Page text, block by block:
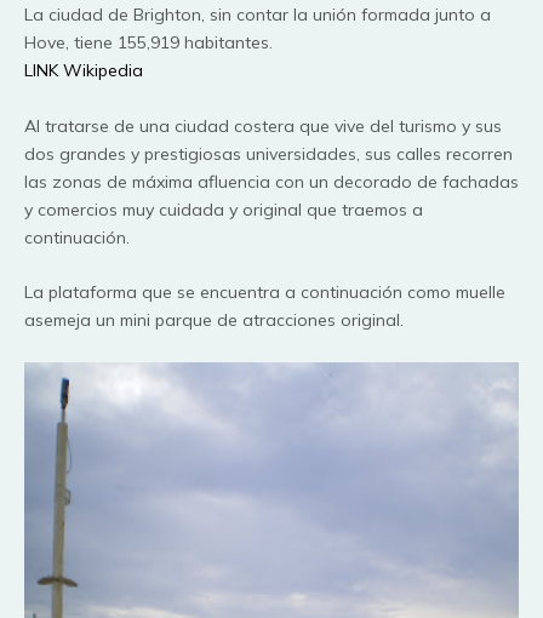
La ciudad de Brighton, sin contar la unión formada junto a
Hove, tiene 155,919 habitantes.
LINK Wikipedia
Al tratarse de una ciudad costera que vive del turismo y sus
dos grandes y prestigiosas universidades, sus calles recorren
las zonas de máxima afluencia con un decorado de fachadas
y comercios muy cuidada y original que traemos a
continuación.
La plataforma que se encuentra a continuación como muelle
asemeja un mini parque de atracciones original.